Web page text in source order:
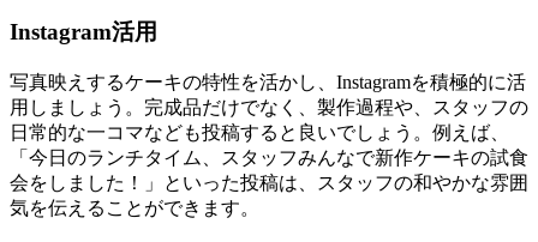
Instagram活用
写真映えするケーキの特性を活かし、Instagramを積極的に活
用しましょう。完成品だけでなく、製作過程や、スタッフの
日常的な一コマなども投稿すると良いでしょう。例えば、
「今日のランチタイム、スタッフみんなで新作ケーキの試食
会をしました！」といった投稿は、スタッフの和やかな雰囲
気を伝えることができます。